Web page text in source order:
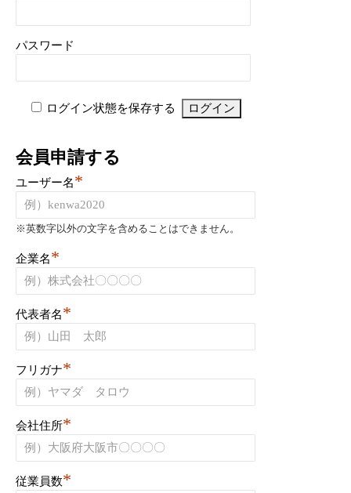
パスワード
ログイン状態を保存する
会員申請する
ユーザー名*
※英数字以外の文字を含めることはできません。
企業名*
代表者名*
フリガナ*
会社住所*
従業員数*